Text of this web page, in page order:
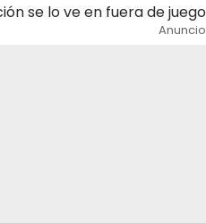
se lo ve en fuera de
Anuncio